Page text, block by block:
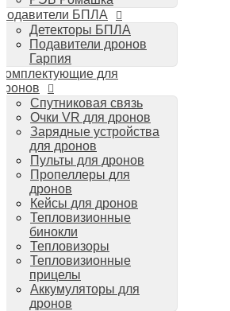
Стайлеры для волос Dyson
Пылесосы Dyson
Аудио и видео DJI
Ручные камеры
DJI Osmo Action 3
DJI Osmo Pocket 3
Стабилизаторы
DJI Osmo Mobile 6
DJI RS 3 Pro
БПЛА
Детекторы БПЛА
Подавители дронов
Гарпия
для
Спутниковая связь
Очки VR для дронов
Зарядные устройства
для дронов
Пульты для дронов
Пропеллеры для
дронов
Кейсы для дронов
Тепловизионные
бинокли
Тепловизоры
Тепловизионные
прицелы
Аккумуляторы для
дронов